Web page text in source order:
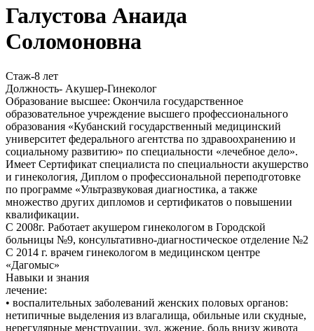
Галустова Анаида
Соломоновна
Стаж-8 лет
Должность- Акушер-Гинеколог
Образование высшее: Окончила государственное
образовательное учреждение высшего профессионального
образования «Кубанский государственный медицинский
университет федерального агентства по здравоохранению и
социальному развитию» по специальности «лечебное дело».
Имеет Сертификат специалиста по специальности акушерство
и гинекология, Диплом о профессиональной переподготовке
по программе «Ультразвуковая диагностика, а также
множество других дипломов и сертификатов о повышении
квалификации.
С 2008г. Работает акушером гинекологом в Городской
больницы №9, консультативно-диагностическое отделение №2
С 2014 г. врачем гинекологом в медицинском центре
«Дагомыс»
Навыки и знания
лечение:
• воспалительных заболеваний женских половых органов:
нетипичные выделения из влагалища, обильные или скудные,
нерегулярные менструации, зуд, жжение, боль внизу живота